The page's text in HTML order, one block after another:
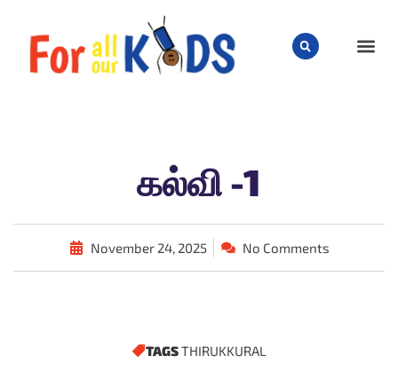
கல்வி -1
November 24, 2025 No Comments
TAGSTHIRUKKURAL